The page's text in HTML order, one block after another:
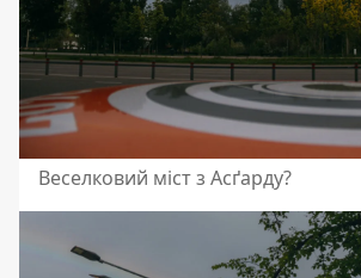
Веселковий міст з Асґарду?